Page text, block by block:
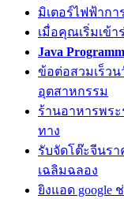
มิเตอร์ไฟฟ้าก
เมื่อคุณเริ่มเข้
Java
ข้อต่อสวมเร็ว
อุตสาหกรรม
ร้านอาหารพร
ทาง
รับจัดโต๊ะจีนร
เฉลิมฉลอง
ยิงแอด google